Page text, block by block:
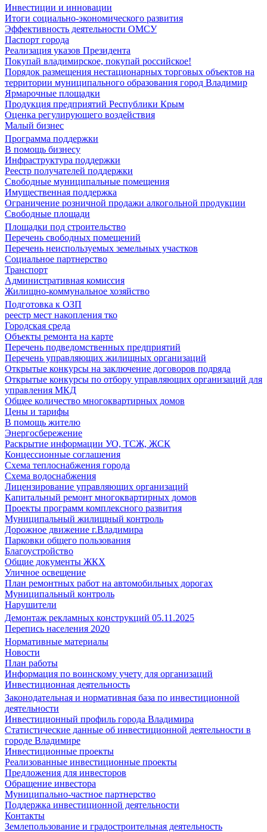
Инвестиции и инновации
Итоги социально-экономического развития
Эффективность деятельности ОМСУ
Паспорт города
Реализация указов Президента
Покупай владимирское, покупай российское!
Порядок размещения нестационарных торговых объектов на
территории муниципального образования город Владимир
Ярмарочные площадки
Продукция предприятий Республики Крым
Оценка регулирующего воздействия
Малый бизнес
Программа поддержки
В помощь бизнесу
Инфраструктура поддержки
Реестр получателей поддержки
Свободные муниципальные помещения
Имущественная поддержка
Ограничение розничной продажи алкогольной продукции
Свободные площади
Площадки под строительство
Перечень свободных помещений
Перечень неиспользуемых земельных участков
Социальное партнерство
Транспорт
Административная комиссия
Жилищно-коммунальное хозяйство
Подготовка к ОЗП
реестр мест накопления тко
Городская среда
Объекты ремонта на карте
Перечень подведомственных предприятий
Перечень управляющих жилищных организаций
Открытые конкурсы на заключение договоров подряда
Открытые конкурсы по отбору управляющих организаций для
управления МКД
Общее количество многоквартирных домов
Цены и тарифы
В помощь жителю
Энергосбережение
Раскрытие информации УО, ТСЖ, ЖСК
Концессионные соглашения
Схема теплоснабжения города
Схема водоснабжения
Лицензирование управляющих организаций
Капитальный ремонт многоквартирных домов
Проекты программ комплексного развития
Муниципальный жилищный контроль
Дорожное движение г.Владимира
Парковки общего пользования
Благоустройство
Общие документы ЖКХ
Уличное освещение
План ремонтных работ на автомобильных дорогах
Муниципальный контроль
Нарушители
Демонтаж рекламных конструкций 05.11.2025
Перепись населения 2020
Нормативные материалы
Новости
План работы
Информация по воинскому учету для организаций
Инвестиционная деятельность
Законодательная и нормативная база по инвестиционной
деятельности
Инвестиционный профиль города Владимира
Статистические данные об инвестиционной деятельности в
городе Владимире
Инвестиционные проекты
Реализованные инвестиционные проекты
Предложения для инвесторов
Обращение инвестора
Муниципально-частное партнерство
Поддержка инвестиционной деятельности
Контакты
Землепользование и градостроительная деятельность